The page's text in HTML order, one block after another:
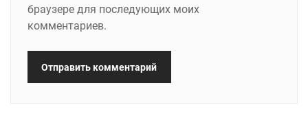
браузере для последующих моих
комментариев.